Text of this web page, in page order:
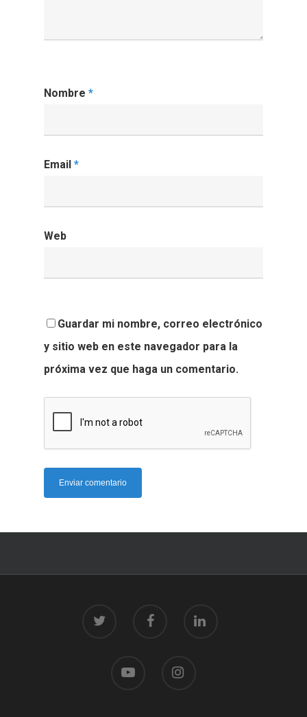
Nombre *
Email *
Web
Guardar mi nombre, correo electrónico
y sitio web en este navegador para la
próxima vez que haga un comentario.